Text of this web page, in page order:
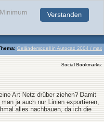
Verstanden
: Geländemodell in Autocad 2004 / max
Social Bookmarks:
Art Netz drüber ziehen? Damit
ja auch nur Linien exportieren,
alles nachbauen, da ich die